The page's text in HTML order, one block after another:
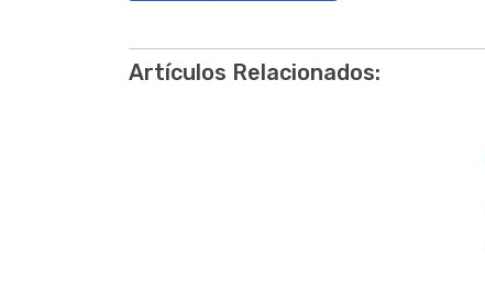
Artículos Relacionados: